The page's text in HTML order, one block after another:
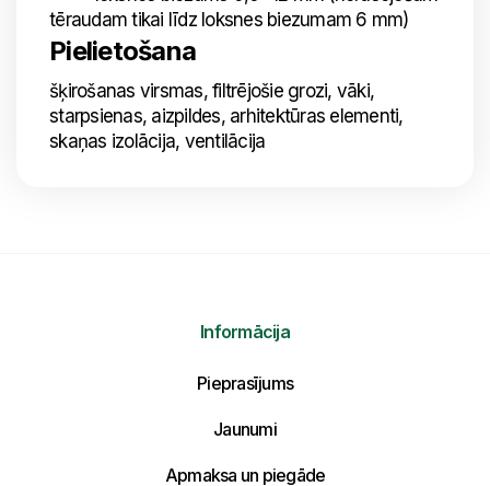
tēraudam tikai līdz loksnes biezumam 6 mm)
Pielietošana
šķirošanas virsmas, filtrējošie grozi, vāki,
starpsienas, aizpildes, arhitektūras elementi,
skaņas izolācija, ventilācija
Nosūtīt mums ziņojumu
Uzraksti savu ziņojumu un mēs atbildēsim
Informācija
Pieprasījums
Jaunumi
Apmaksa un piegāde